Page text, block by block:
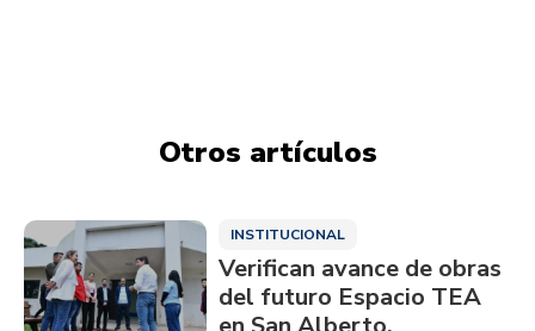
Otros artículos
INSTITUCIONAL
Verifican avance de obras
del futuro Espacio TEA